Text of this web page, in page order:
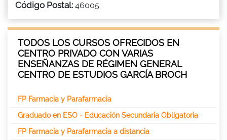
Código Postal: 46005
TODOS LOS CURSOS OFRECIDOS EN
CENTRO PRIVADO CON VARIAS
ENSEÑANZAS DE RÉGIMEN GENERAL
CENTRO DE ESTUDIOS GARCÍA BROCH
FP Farmacia y Parafarmacia
Graduado en ESO - Educación Secundaria Obligatoria
FP Farmacia y Parafarmacia a distancia